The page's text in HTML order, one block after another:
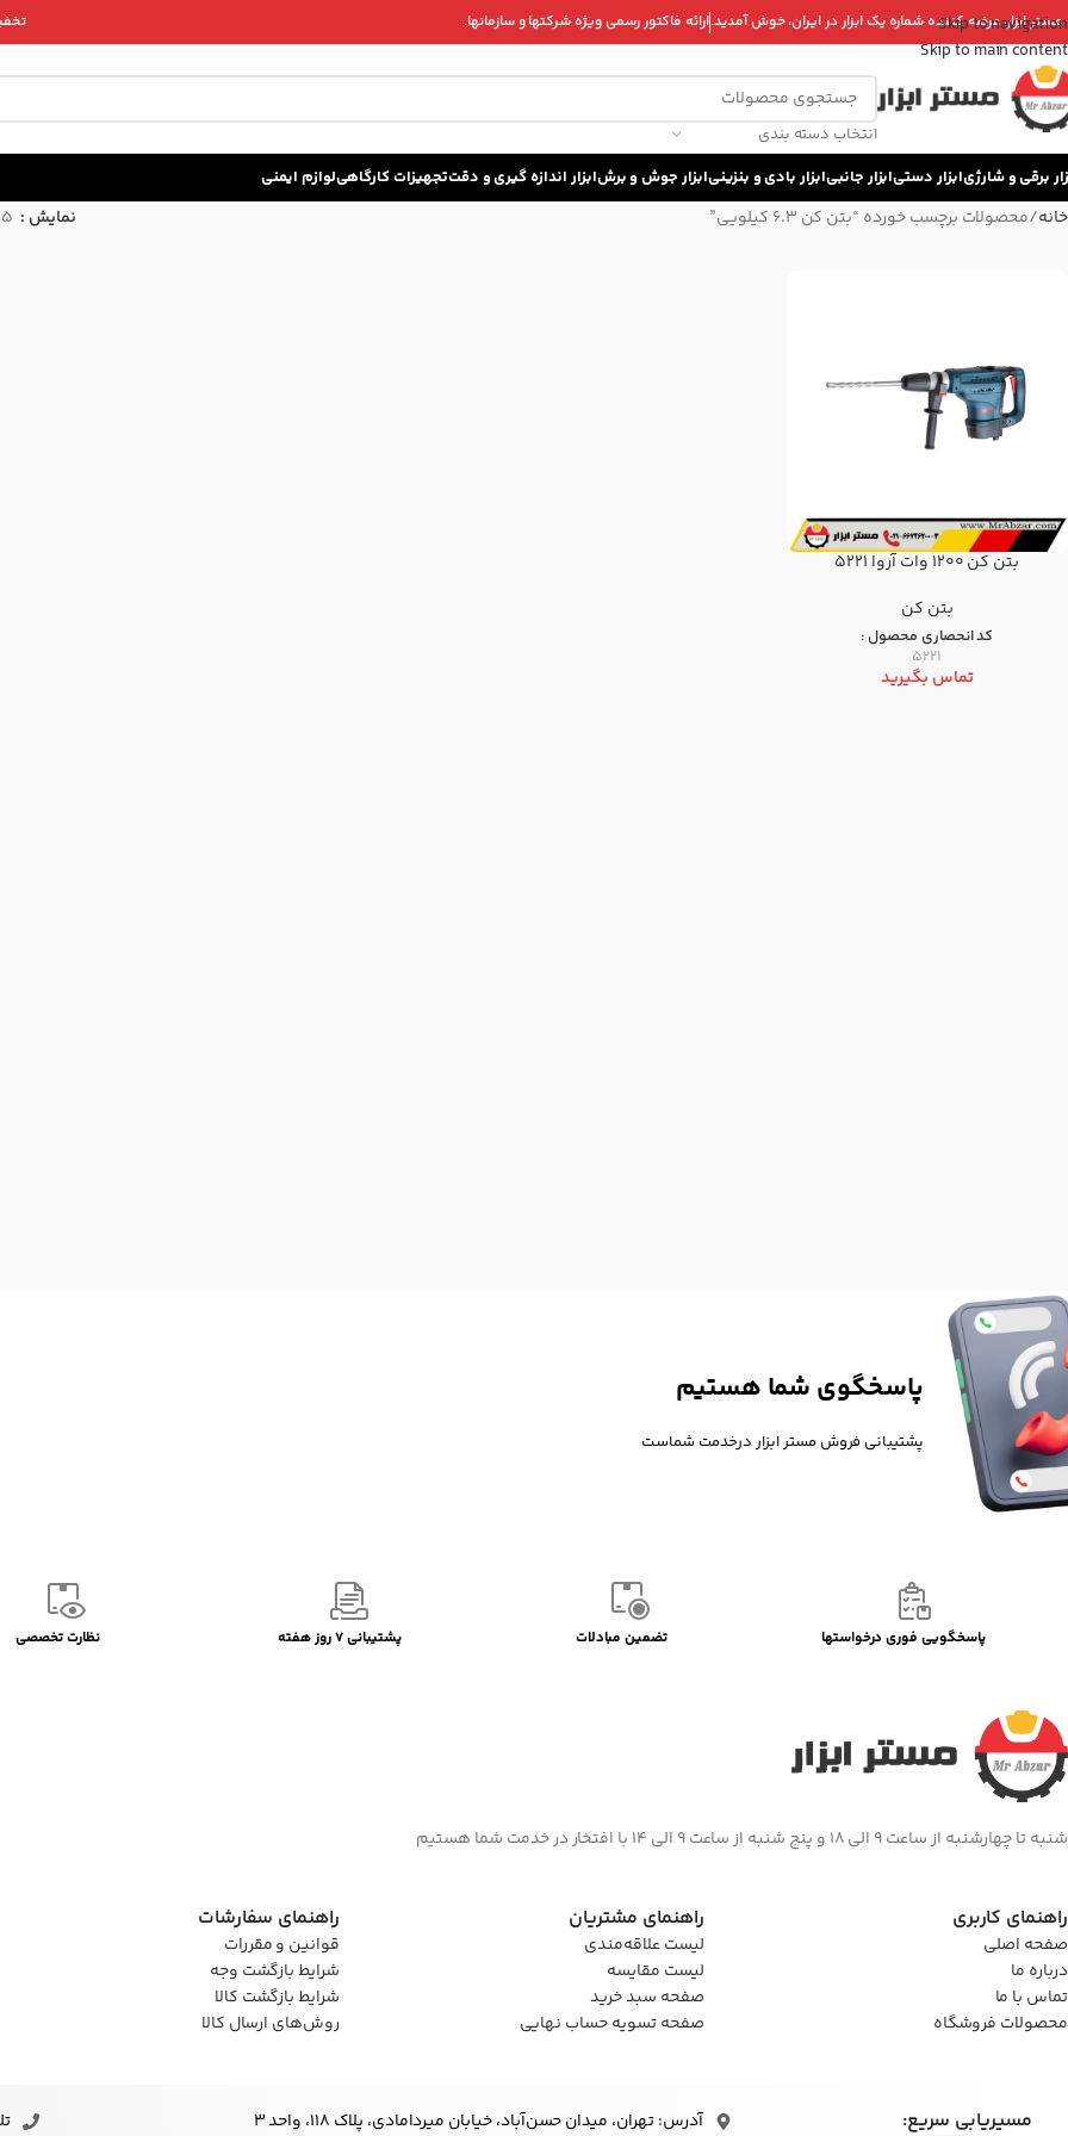
Skip to navigation
Skip to main content
مستر ابزار، عرضه کننده شماره یک ابزار در ایران، خوش آمدید.ارائه فاکتور رسمی ویژه شرکتها و سازمانها.
انتخاب دسته بندی
برقی و شارژیابزار دستیابزار جانبیابزار بادی و بنزینیابزار جوش و برشابزار اندازه گيری و دقتتجهیزات کارگاهیلوازم ایمنی
خانه محصولات برچسب خورده “بتن کن 6.3 کیلویی” نمایش
بتن کن 1200 وات آروا 5221
بتن كن
کد انحصاری محصول :
5221
تماس بگیرید
پاسخگوی شما هستیم
پشتیبانی فروش مستر ابزار درخدمت شماست
پاسخگویی فوری درخواستها تضمین مبادلات پشتیبانی 7 روز هفته نظارت تخصصی
شنبه تا چهارشنبه از ساعت 9 الی 18 و پنج شنبه از ساعت 9 الی 14 با افتخار در خدمت شما هستیم
راهنمای کاربری
صفحه اصلی
درباره ما
تماس با ما
محصولات فروشگاه
راهنمای مشتریان
لیست علاقه‌مندی
لیست مقایسه
صفحه سبد خرید
صفحه تسویه حساب نهایی
راهنمای سفارشات
قوانین و مقررات
شرایط بازگشت وجه
شرایط بازگشت کالا
روش‌های ارسال کالا
مسیریابی سریع: آدرس: تهران، میدان حسن‌آباد، خیابان میردامادی، پلاک ۱۱۸، واحد 3